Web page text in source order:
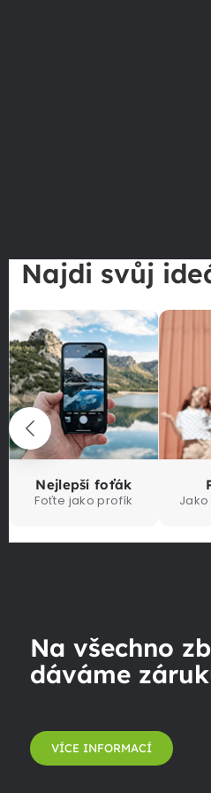
Najdi svůj
Nejlepší foťák
Foťte jako profík
Na všechno
dáváme
VÍCE INFORMACÍ